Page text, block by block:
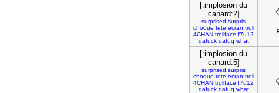
[:implosion du
canard:2]
surprised surpris
choque tete ecran troll
4CHAN trollface f7u12
dafuck dafuq what
[:implosion du
canard:5]
surprised surpris
choque tete ecran troll
4CHAN trollface f7u12
dafuck dafuq what